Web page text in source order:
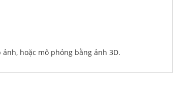
hoặc mô phỏng bằng ảnh 3D.